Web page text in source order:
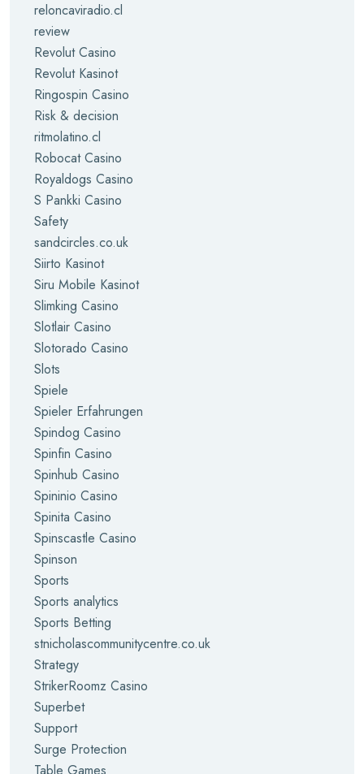
reloncaviradio.cl
review
Revolut Casino
Revolut Kasinot
Ringospin Casino
Risk & decision
ritmolatino.cl
Robocat Casino
Royaldogs Casino
S Pankki Casino
Safety
sandcircles.co.uk
Siirto Kasinot
Siru Mobile Kasinot
Slimking Casino
Slotlair Casino
Slotorado Casino
Slots
Spiele
Spieler Erfahrungen
Spindog Casino
Spinfin Casino
Spinhub Casino
Spininio Casino
Spinita Casino
Spinscastle Casino
Spinson
Sports
Sports analytics
Sports Betting
stnicholascommunitycentre.co.uk
Strategy
StrikerRoomz Casino
Superbet
Support
Surge Protection